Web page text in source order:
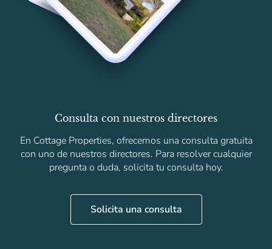
Consulta con nuestros directores
En Cottage Properties, ofrecemos una consulta gratuita
con uno de nuestros directores. Para resolver cualquier
pregunta o duda, solicita tu consulta hoy.
Solicita una consulta